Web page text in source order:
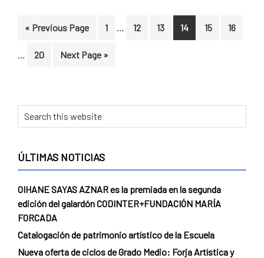
« Go
Previous Page Page
1
InterimPage
12 Page
13 Page
14 Page
15 Page
16
Page
20
Go
Next Page »
Primary
Sidebar
Search
this
ÚLTIMAS NOTICIAS
OIHANE SAYAS AZNAR es la premiada en la segunda
edición del galardón CODINTER+FUNDACIÓN MARÍA
FORCADA
Catalogación de patrimonio artístico de la Escuela
Nueva oferta de ciclos de Grado Medio: Forja Artística y